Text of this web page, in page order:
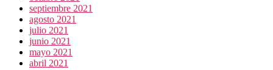
septiembre 2021
agosto 2021
julio 2021
junio 2021
mayo 2021
abril 2021